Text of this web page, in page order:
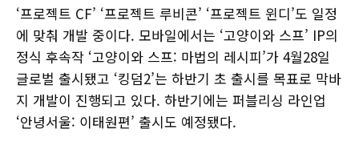
‘프로젝트 CF’ ‘프로젝트 루비콘’ ‘프로젝트 윈디’도 일정
에 맞춰 개발 중이다. 모바일에서는 ‘고양이와 스프’ IP의
정식 후속작 ‘고양이와 스프: 마법의 레시피’가 4월28일
글로벌 출시됐고 ‘킹덤2’는 하반기 초 출시를 목표로 막바
지 개발이 진행되고 있다. 하반기에는 퍼블리싱 라인업
‘안녕서울: 이태원편’ 출시도 예정됐다.